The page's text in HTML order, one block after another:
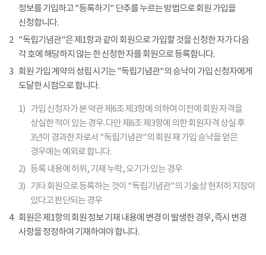
정보를 기입하고 "등록하기" 단추를 누르는 방법으로 회원 가입을
신청합니다.
2 "독립기념관"은 제1항과 같이 회원으로 가입할 것을 신청한 자가 다음
각 호에 해당하지 않는 한 신청한 자를 회원으로 등록합니다.
3 회원 가입 계약의 성립 시기는 "독립기념관"의 승낙이 가입 신청자에게
도달한 시점으로 합니다.
1) 가입 신청자가 본 약관 제6조 제3항에 의하여 이전에 회원 자격을
상실한 적이 있는 경우. 다만 제6조 제3항에 의한 회원자격 상실 후
3년이 경과한 자로서 "독립기념관"의 회원 재 가입 승낙을 얻은
경우에는 예외로 합니다.
2) 등록 내용에 허위, 기재 누락, 오기가 있는 경우
3) 기타 회원으로 등록하는 것이 "독립기념관"의 기술상 현저히 지장이
있다고 판단되는 경우
4
회원은 제1항의 회원 정보 기재 내용에 변경 이 발생한 경우, 즉시 변경
사항을 정정하여 기재하여야 합니다.